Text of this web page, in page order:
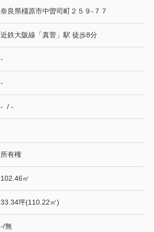
奈良県橿原市中曽司町２５９-７７
近鉄大阪線 「真菅 」駅 徒歩8分
-
-
- / -
所有権
102.46㎡
33.34坪(110.22㎡)
-/無